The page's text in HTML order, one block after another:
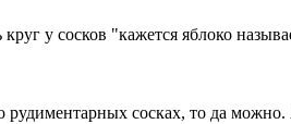
у сосков "кажется яблоко
сосках, то да